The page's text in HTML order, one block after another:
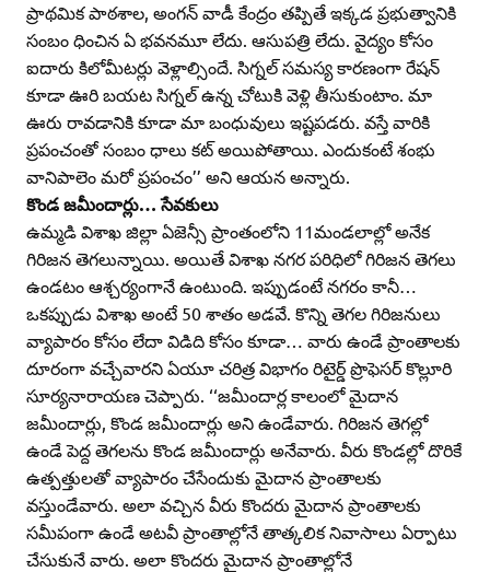
ప్రాథమిక పాఠశాల, అంగన్‌ వాడీ కేంద్రం తప్పితే ఇక్కడ ప్రభుత్వానికి
సంబం ధించిన ఏ భవనమూ లేదు. ఆసుపత్రి లేదు. వైద్యం కోసం
ఐదారు కిలోమీటర్లు వెళ్లాల్సిందే. సిగ్నల్‌ సమస్య కారణంగా రేషన్‌
కూడా ఊరి బయట సిగ్నల్‌ ఉన్న చోటుకి వెళ్లి తీసుకుంటాం. మా
ఊరు రావడానికి కూడా మా బంధువులు ఇష్టపడరు. వస్తే వారికి
ప్రపంచంతో సంబం ధాలు కట్‌ అయిపోతాయి. ఎందుకంటే శంభు
వానిపాలెం మరో ప్రపంచం’’ అని ఆయన అన్నారు.
కొండ జమీందార్లు… సేవకులు
ఉమ్మడి విశాఖ జిల్లా ఏజెన్సీ ప్రాంతంలోని 11మండలాల్లో అనేక
గిరిజన తెగలున్నాయి. అయితే విశాఖ నగర పరిధిలో గిరిజన తెగలు
ఉండటం ఆశ్చర్యంగానే ఉంటుంది. ఇప్పుడంటే నగరం కానీ…
ఒకప్పుడు విశాఖ అంటే 50 శాతం అడవే. కొన్ని తెగల గిరిజనులు
వ్యాపారం కోసం లేదా విడిది కోసం కూడా… వారు ఉండే ప్రాంతాలకు
దూరంగా వచ్చేవారని ఏయూ చరిత్ర విభాగం రిటైర్డ్‌ ప్రొఫెసర్‌ కొల్లూరి
సూర్యనారాయణ చెప్పారు. ‘‘జమీందార్ల కాలంలో మైదాన
జమీందార్లు, కొండ జమీందార్లు అని ఉండేవారు. గిరిజన తెగల్లో
ఉండే పెద్ద తెగలను కొండ జమీందార్లు అనేవారు. వీరు కొండల్లో దొరికే
ఉత్పత్తులతో వ్యాపారం చేసేందుకు మైదాన ప్రాంతాలకు
వస్తుండేవారు. అలా వచ్చిన వీరు కొందరు మైదాన ప్రాంతాలకు
సమీపంగా ఉండే అటవీ ప్రాంతాల్లోనే తాత్కలిక నివాసాలు ఏర్పాటు
చేసుకునే వారు. అలా కొందరు మైదాన ప్రాంతాల్లోనే